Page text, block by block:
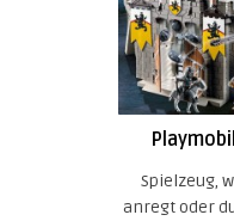
Spielzeug,
anregt oder